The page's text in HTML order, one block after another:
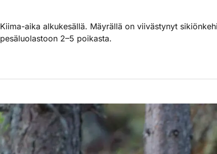
Kiima-aika alkukesällä. Mäyrällä on viivästynyt
pesäluolastoon 2–5 poikasta.